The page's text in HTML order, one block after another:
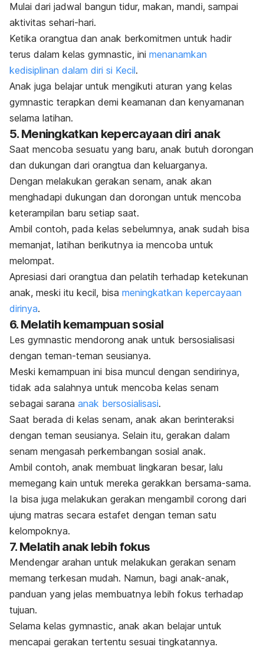
Mulai dari jadwal bangun tidur, makan, mandi, sampai
aktivitas sehari-hari.
Ketika orangtua dan anak berkomitmen untuk hadir
terus dalam kelas gymnastic, ini menanamkan
kedisiplinan dalam diri si Kecil.
Anak juga belajar untuk mengikuti aturan yang kelas
gymnastic terapkan demi keamanan dan kenyamanan
selama latihan.
5. Meningkatkan kepercayaan diri anak
Saat mencoba sesuatu yang baru, anak butuh dorongan
dan dukungan dari orangtua dan keluarganya.
Dengan melakukan gerakan senam, anak akan
menghadapi dukungan dan dorongan untuk mencoba
keterampilan baru setiap saat.
Ambil contoh, pada kelas sebelumnya, anak sudah bisa
memanjat, latihan berikutnya ia mencoba untuk
melompat.
Apresiasi dari orangtua dan pelatih terhadap ketekunan
anak, meski itu kecil, bisa meningkatkan kepercayaan
dirinya.
6. Melatih kemampuan sosial
Les gymnastic mendorong anak untuk bersosialisasi
dengan teman-teman seusianya.
Meski kemampuan ini bisa muncul dengan sendirinya,
tidak ada salahnya untuk mencoba kelas senam
sebagai sarana anak bersosialisasi.
Saat berada di kelas senam, anak akan berinteraksi
dengan teman seusianya. Selain itu, gerakan dalam
senam mengasah perkembangan sosial anak.
Ambil contoh, anak membuat lingkaran besar, lalu
memegang kain untuk mereka gerakkan bersama-sama.
Ia bisa juga melakukan gerakan mengambil corong dari
ujung matras secara estafet dengan teman satu
kelompoknya.
7. Melatih anak lebih fokus
Mendengar arahan untuk melakukan gerakan senam
memang terkesan mudah. Namun, bagi anak-anak,
panduan yang jelas membuatnya lebih fokus terhadap
tujuan.
Selama kelas gymnastic, anak akan belajar untuk
mencapai gerakan tertentu sesuai tingkatannya.